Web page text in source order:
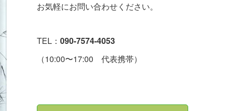
お気軽にお問い合わせください。
TEL： 090-7574-4053
（10:00〜17:00 代表携帯）